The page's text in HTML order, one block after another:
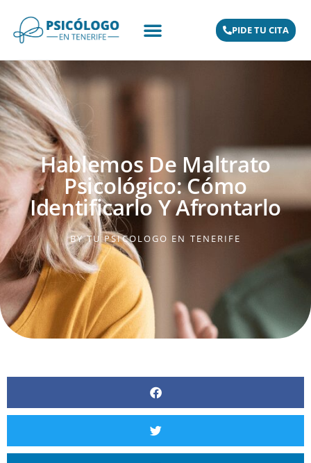
PIDE TU CITA
Hablemos De Maltrato
Psicológico: Cómo
Identificarlo Y Afrontarlo
BYTU PSICOLOGO EN TENERIFE